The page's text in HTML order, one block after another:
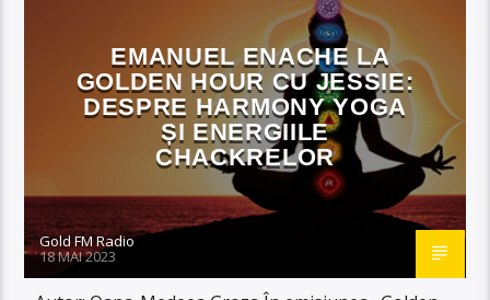
EMANUEL ENACHE LA
GOLDEN HOUR CU JESSIE:
DESPRE HARMONY YOGA
ȘI ENERGIILE
CHACKRELOR
Gold FM Radio
18 MAI 2023